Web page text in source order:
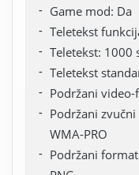
Game mod: Da
Teletekst
Teletekst: 1000
Teletekst
Podržani
Podržani
WMA-PRO
Podržani